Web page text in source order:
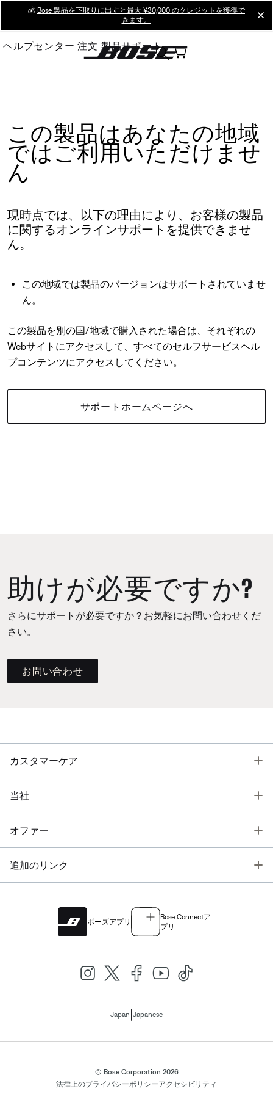
Main
💰 Bose 製品を下取りに出すと最大 ¥30,000 のクレジットを獲得で
きます。
ヘルプセンター 注文 製品サポート
この製品はあなたの地域
ではご利用いただけませ
ん
現時点では、以下の理由により、お客様の製品
に関するオンラインサポートを提供できませ
ん。
この地域では製品のバージョンはサポートされていませ
ん。
この製品を別の国/地域で購入された場合は、それぞれの
Webサイトにアクセスして、すべてのセルフサービスヘル
プコンテンツにアクセスしてください。
サポートホームページへ
助けが必要ですか?
さらにサポートが必要ですか？お気軽にお問い合わせくだ
さい。
お問い合わせ
カスタマーケア
当社
オファー
追加のリンク
ボーズアプリ
Bose Connectア
プリ
Japan Japanese
© Bose Corporation 2026
法律上のプライバシーポリシーアクセシビリティ